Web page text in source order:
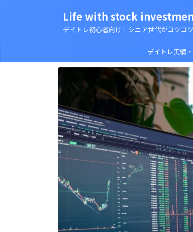
Life with stock
デイトレ初心者向け｜シニア世代がコツコ
デイトレ実績